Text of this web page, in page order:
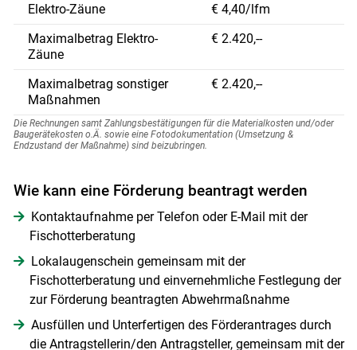
Skip to main content
Elektro-Zäune
€ 4,40/lfm
Maximalbetrag Elektro-
Zäune
€ 2.420,--
Maximalbetrag sonstiger
Maßnahmen
€ 2.420,--
Die Rechnungen samt Zahlungsbestätigungen für die Materialkosten und/oder
Baugerätekosten o.Ä. sowie eine Fotodokumentation (Umsetzung &
Endzustand der Maßnahme) sind beizubringen.
Wie kann eine Förderung beantragt werden
Kontaktaufnahme per Telefon oder E-Mail mit der
Fischotterberatung
Lokalaugenschein gemeinsam mit der
Fischotterberatung und einvernehmliche Festlegung der
zur Förderung beantragten Abwehrmaßnahme
Ausfüllen und Unterfertigen des Förderantrages durch
die Antragstellerin/den Antragsteller, gemeinsam mit der